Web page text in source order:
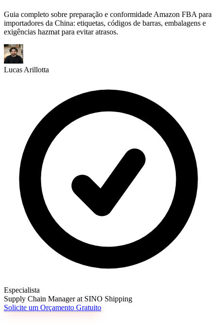
Guia completo sobre preparação e conformidade Amazon FBA para
importadores da China: etiquetas, códigos de barras, embalagens e
exigências hazmat para evitar atrasos.
Lucas Arillotta
Especialista
Supply Chain Manager at SINO Shipping
Solicite um Orçamento Gratuito